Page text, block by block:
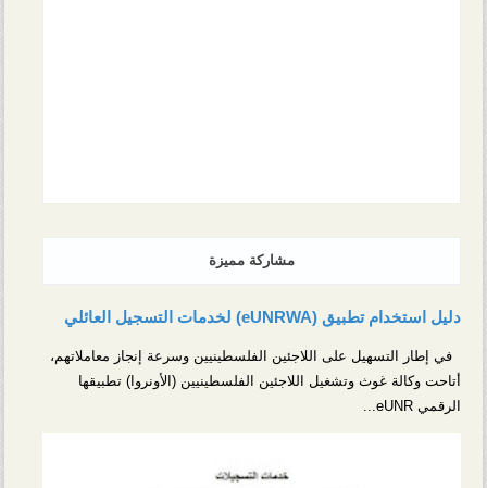
مشاركة مميزة
دليل استخدام تطبيق (eUNRWA) لخدمات التسجيل العائلي
في إطار التسهيل على اللاجئين الفلسطينيين وسرعة إنجاز معاملاتهم،
أتاحت وكالة غوث وتشغيل اللاجئين الفلسطينيين (الأونروا) تطبيقها
الرقمي eUNR...